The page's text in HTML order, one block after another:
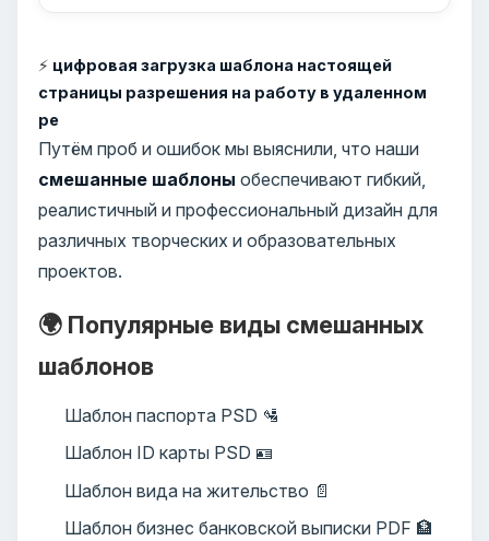
⚡ цифровая загрузка шаблона настоящей
страницы разрешения на работу в удаленном
ре
Путём проб и ошибок мы выяснили, что наши
смешанные шаблоны обеспечивают гибкий,
реалистичный и профессиональный дизайн для
различных творческих и образовательных
проектов.
🌍 Популярные виды смешанных
шаблонов
Шаблон паспорта PSD 🛂
Шаблон ID карты PSD 🪪
Шаблон вида на жительство 📄
Шаблон бизнес банковской выписки PDF 🏦